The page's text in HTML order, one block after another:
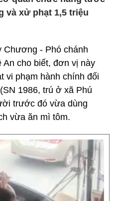
và xử phạt 1,5 triệu
Chương - Phó chánh
cho biết, đơn vị này
vi phạm hành chính đối
1986, trú ở xã Phú
trước đó vừa dùng
vừa ăn mì tôm.